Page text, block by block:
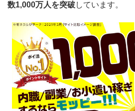
数1,000万人を突破しています。